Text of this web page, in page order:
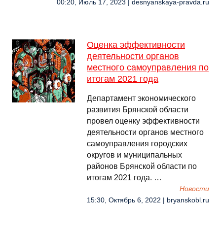
00:20, Июль 17, 2023 | desnyanskaya-pravda.ru
Оценка эффективности
деятельности органов
местного самоуправления по
итогам 2021 года
Департамент экономического
развития Брянской области
провел оценку эффективности
деятельности органов местного
самоуправления городских
округов и муниципальных
районов Брянской области по
итогам 2021 года. …
Новости
15:30, Октябрь 6, 2022 | bryanskobl.ru